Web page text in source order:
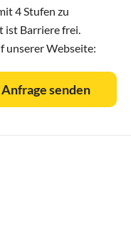
4 Stufen zu
Barriere frei.
unserer Webseite:
Anfrage senden